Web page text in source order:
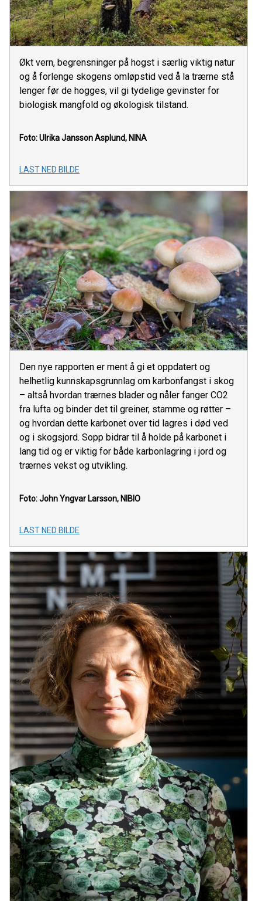
Økt vern, begrensninger på hogst i særlig viktig natur
og å forlenge skogens omløpstid ved å la trærne stå
lenger før de hogges, vil gi tydelige gevinster for
biologisk mangfold og økologisk tilstand.
Foto: Ulrika Jansson Asplund, NINA
LAST NED BILDE
Den nye rapporten er ment å gi et oppdatert og
helhetlig kunnskapsgrunnlag om karbonfangst i skog
– altså hvordan trærnes blader og nåler fanger CO2
fra lufta og binder det til greiner, stamme og røtter –
og hvordan dette karbonet over tid lagres i død ved
og i skogsjord. Sopp bidrar til å holde på karbonet i
lang tid og er viktig for både karbonlagring i jord og
trærnes vekst og utvikling.
Foto: John Yngvar Larsson, NIBIO
LAST NED BILDE